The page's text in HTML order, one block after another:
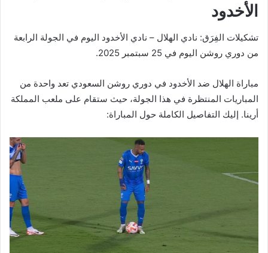
الأخدود
تشكيلات الفِرَق: نادي الهلال – نادي الأخدود اليوم في الجولة الرابعة
من دوري روشن اليوم في 25 سبتمبر 2025.
مباراة الهلال ضد الأخدود في دوري روشن السعودي تعد واحدة من
المباريات المنتظرة في هذا الجولة، حيث ستقام على ملعب المملكة
أرينا. إليك التفاصيل الكاملة حول المباراة: